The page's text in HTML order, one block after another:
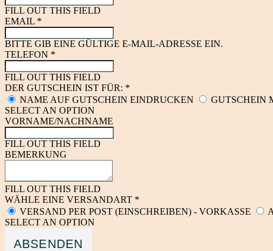
FILL OUT THIS FIELD
EMAIL *
BITTE GIB EINE GÜLTIGE E-MAIL-ADRESSE EIN.
TELEFON *
FILL OUT THIS FIELD
DER GUTSCHEIN IST FÜR: *
NAME AUF GUTSCHEIN EINDRUCKEN
GUTSCHEIN
SELECT AN OPTION
VORNAME/NACHNAME
FILL OUT THIS FIELD
BEMERKUNG
FILL OUT THIS FIELD
WÄHLE EINE VERSANDART *
VERSAND PER POST (EINSCHREIBEN) - VORKASSE
SELECT AN OPTION
ABSENDEN